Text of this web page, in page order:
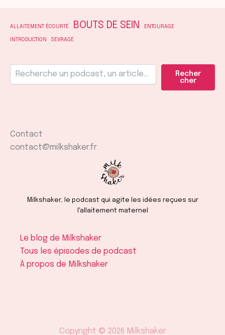
ALLAITEMENT ÉCOURTÉ BOUTS DE SEIN ENTOURAGE
INTRODUCTION SEVRAGE
Recher
cher
Contact
contact@milkshaker.fr
Milkshaker, le podcast qui agite les idées reçues sur
l'allaitement maternel
Le blog de Milkshaker
Tous les épisodes de podcast
À propos de Milkshaker
Copyright © 2026 Milkshaker